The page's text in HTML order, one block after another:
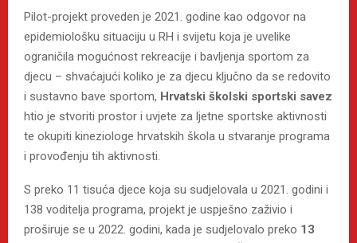
Pilot-projekt proveden je 2021. godine kao odgovor na
epidemiološku situaciju u RH i svijetu koja je uvelike
ograničila mogućnost rekreacije i bavljenja sportom za
djecu – shvaćajući koliko je za djecu ključno da se redovito
i sustavno bave sportom, Hrvatski školski sportski savez
htio je stvoriti prostor i uvjete za ljetne sportske aktivnosti
te okupiti kineziologe hrvatskih škola u stvaranje programa
i provođenju tih aktivnosti.
S preko 11 tisuća djece koja su sudjelovala u 2021. godini i
138 voditelja programa, projekt je uspješno zaživio i
proširuje se u 2022. godini, kada je sudjelovalo preko 13